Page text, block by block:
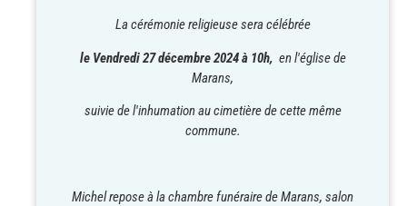
La cérémonie religieuse sera célébrée
le Vendredi 27 décembre 2024 à 10h, en l'église de
Marans,
suivie de l'inhumation au cimetière de cette même
commune.
Michel repose à la chambre funéraire de Marans, salon